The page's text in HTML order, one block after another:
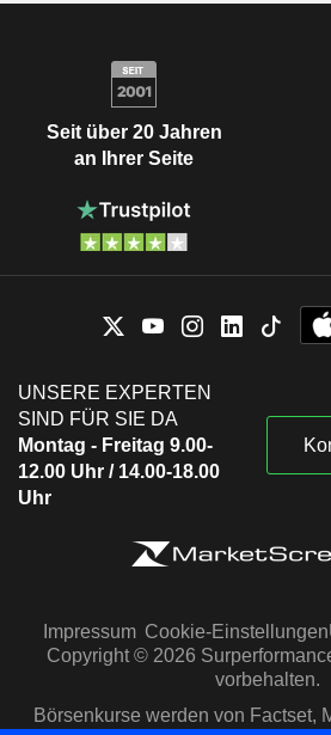
Seit über 20 Jahren
an Ihrer Seite
UNSERE EXPERTEN
SIND FÜR SIE DA
Montag - Freitag 9.00-
12.00 Uhr / 14.00-18.00
Uhr
Impressum Cookie-Einstellungen
Copyright © 2026
vorbehalten.
Börsenkurse werden von Factset,